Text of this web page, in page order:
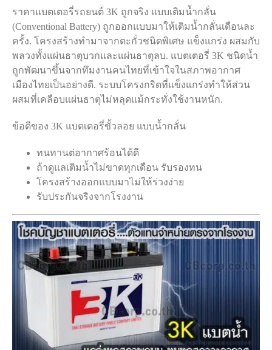
ราคาแบตเตอรี่รถยนต์ 3K ถูกจริง แบบเติมน้ำกลั่น
(Conventional Battery) ถูกออกแบบมาให้เติมน้ำกลั่นเดือนละ
ครั้ง. โครงสร้างทำมาจากตะกั่วชนิดพิเศษ แข็งแกร่ง ผสมกับ
พลวงทั้งแผ่นธาตุบวกและแผ่นธาตุลบ. แบตเตอรี่ 3K ชนิดน้ำ
ถูกพัฒนาขึ้นจากทึมงานคนไทยที่เข้าใจในสภาพอากาศ
เมืองไทยเป็นอย่างดี. ระบบโครงกริดที่แข็งแกร่งทำให้ส่วน
ผสมที่เคลือบแผ่นธาตุไม่หลุดแม้กระทั่งใช้งานหนัก.
ข้อดีของ 3K แบตเตอรี่ขั้วลอย แบบน้ำกลั่น
ทนทานต่อากาศร้อนได้ดี
ถ้าดูแลเติมน้ำไม่ขาดทุกเดือน รับรองทน
โครงสร้างออกแบบมาไม่ให้ร่วงง่าย
รับประกันจริงจากโรงงาน